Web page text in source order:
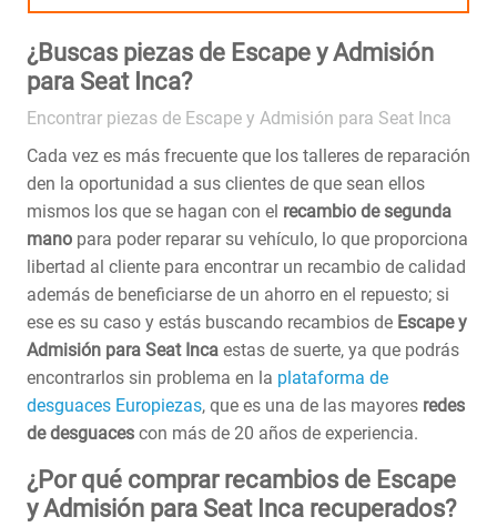
¿Buscas piezas de Escape y Admisión
para Seat Inca?
Encontrar piezas de Escape y Admisión para Seat Inca
Cada vez es más frecuente que los talleres de reparación
den la oportunidad a sus clientes de que sean ellos
mismos los que se hagan con el recambio de segunda
mano para poder reparar su vehículo, lo que proporciona
libertad al cliente para encontrar un recambio de calidad
además de beneficiarse de un ahorro en el repuesto; si
ese es su caso y estás buscando recambios de Escape y
Admisión para Seat Inca estas de suerte, ya que podrás
encontrarlos sin problema en la plataforma de
desguaces Europiezas, que es una de las mayores redes
de desguaces con más de 20 años de experiencia.
¿Por qué comprar recambios de Escape
y Admisión para Seat Inca recuperados?